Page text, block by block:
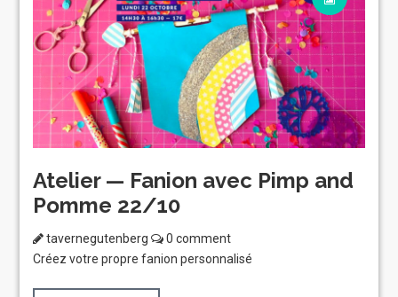
Atelier — Fanion avec Pimp and
Pomme 22/10
tavernegutenberg
0 comment
Créez votre propre fanion personnalisé